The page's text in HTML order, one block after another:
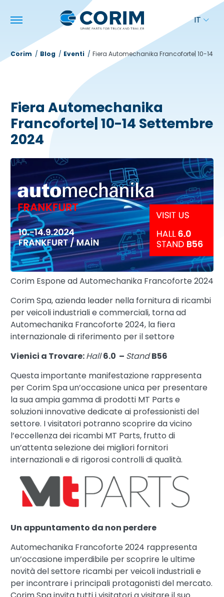
IT
Corim Blog Eventi Fiera Automechanika Francoforte| 10-14
Fiera Automechanika
Francoforte| 10-14 Settembre
2024
Corim Espone ad Automechanika Francoforte 2024
Corim Spa, azienda leader nella fornitura di ricambi
per veicoli industriali e commerciali, torna ad
Automechanika Francoforte 2024, la fiera
internazionale di riferimento per il settore
Vienici a Trovare:Hall 6.0 – Stand B56
Questa importante manifestazione rappresenta
per Corim Spa un’occasione unica per presentare
la sua ampia gamma di prodotti MT Parts e
soluzioni innovative dedicate ai professionisti del
settore. I visitatori potranno scoprire da vicino
l’eccellenza dei ricambi MT Parts, frutto di
un’attenta selezione dei migliori fornitori
internazionali e di rigorosi controlli di qualità.
Un appuntamento da non perdere
Automechanika Francoforte 2024 rappresenta
un’occasione imperdibile per scoprire le ultime
novità del settore ricambi per veicoli industriali e
per incontrare i principali protagonisti del mercato.